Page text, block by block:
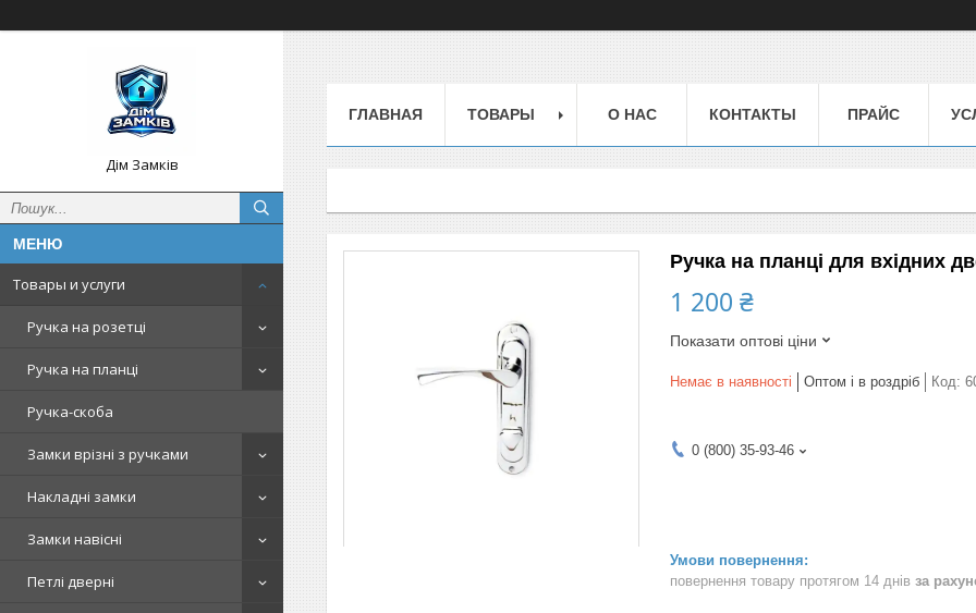
Дім Замків
Товары и услуги
Ручка на розетці
Ручка на планці
Ручка-скоба
Замки врізні з ручками
Накладні замки
Замки навісні
Петлі дверні
ГЛАВНАЯ ТОВАРЫ О НАС КОНТАКТЫ ПРАЙС
Ручка на планці для вхідних
1 200 ₴
Показати оптові ціни
Немає в наявності Оптом і в роздріб Код:
0 (800) 35-93-46
повернення товару протягом 14 днів за